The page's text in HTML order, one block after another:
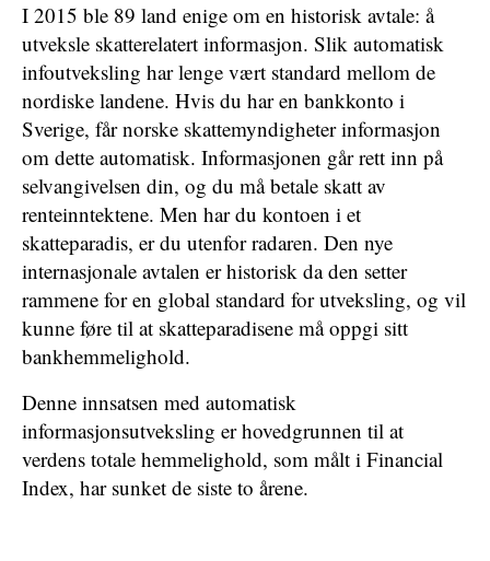
I 2015 ble 89 land enige om en historisk avtale: å
utveksle skatterelatert informasjon. Slik automatisk
infoutveksling har lenge vært standard mellom de
nordiske landene. Hvis du har en bankkonto i
Sverige, får norske skattemyndigheter informasjon
om dette automatisk. Informasjonen går rett inn på
selvangivelsen din, og du må betale skatt av
renteinntektene. Men har du kontoen i et
skatteparadis, er du utenfor radaren. Den nye
internasjonale avtalen er historisk da den setter
rammene for en global standard for utveksling, og vil
kunne føre til at skatteparadisene må oppgi sitt
bankhemmelighold.
Denne innsatsen med automatisk
informasjonsutveksling er hovedgrunnen til at
verdens totale hemmelighold, som målt i Financial
Index, har sunket de siste to årene.